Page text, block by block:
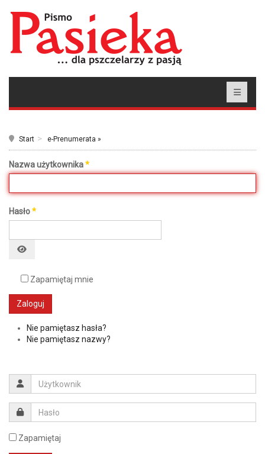
Start e-Prenumerata »
Nazwa użytkownika*
Hasło*
Zapamiętaj mnie
Zaloguj
Nie pamiętasz hasła?
Nie pamiętasz nazwy?
Zapamiętaj